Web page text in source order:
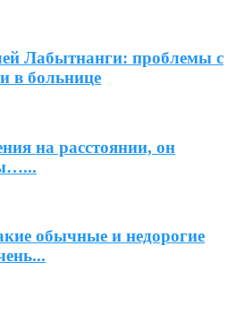
Лабытнанги: проблемы с
в больнице
на расстоянии, он
обычные и недорогие